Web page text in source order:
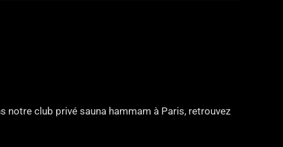
club privé sauna hammam à Paris, retrouvez